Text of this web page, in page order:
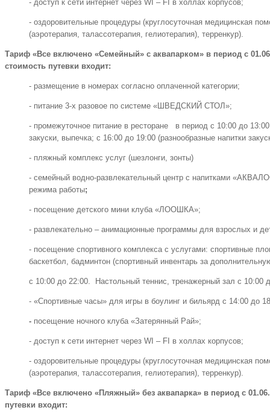
- доступ к сети интернет через WI – FI в холлах корпусов;
- оздоровительные процедуры (круглосуточная медицинская
(аэротерапия, талассотерапия, гелиотерапия), терренкур).
Тариф «Все включено «Семейный» с аквапарком» в период с
стоимость путевки входит:
- размещение в номерах согласно оплаченной категории;
- питание 3-х разовое по системе «ШВЕДСКИЙ СТОЛ»;
- промежуточное питание в ресторане в период с 10:00 до 13:00
закуски, выпечка; с 16:00 до 19:00 (разнообразные напитки
- пляжный комплекс услуг (шезлонги, зонты)
- семейный водно-развлекательный центр с напитками
режима работы;
- посещение детского мини клуба «ЛООШКА»;
- развлекательно – анимационные программы для взрослых и
- посещение спортивного комплекса с услугами: спортивные
баскетбол, бадминтон (спортивный инвентарь за
с 10:00 до 22:00. Настольный теннис, тренажерный зал с 10:00
- «Спортивные часы» для игры в боулинг и бильярд с 14:00 до
- посещение ночного клуба «Затерянный Рай»;
- доступ к сети интернет через WI – FI в холлах корпусов;
- оздоровительные процедуры (круглосуточная медицинская
(аэротерапия, талассотерапия, гелиотерапия), терренкур).
Тариф «Все включено «Пляжный» без аквапарка» в период с
путевки входит: